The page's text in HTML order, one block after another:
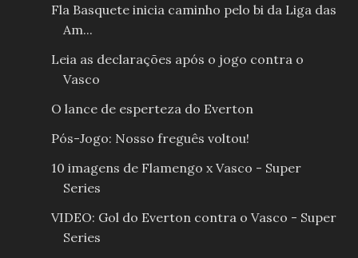
Fla Basquete inicia caminho pelo bi da Liga das
Am...
Leia as declarações após o jogo contra o
Vasco
O lance de esperteza do Everton
Pós-Jogo: Nosso freguês voltou!
10 imagens de Flamengo x Vasco - Super
Series
VIDEO: Gol do Everton contra o Vasco - Super
Series